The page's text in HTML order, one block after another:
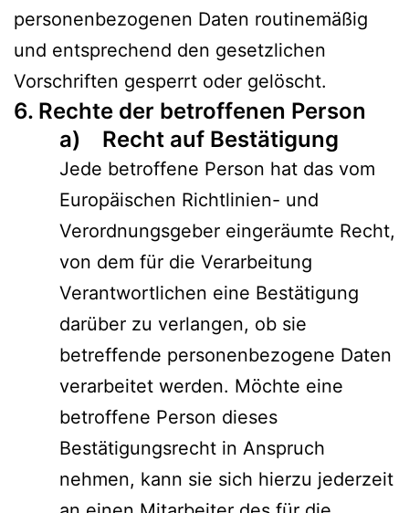
personenbezogenen Daten routinemäßig
und entsprechend den gesetzlichen
Vorschriften gesperrt oder gelöscht.
6. Rechte der betroffenen Person
a) Recht auf Bestätigung
Jede betroffene Person hat das vom
Europäischen Richtlinien- und
Verordnungsgeber eingeräumte Recht,
von dem für die Verarbeitung
Verantwortlichen eine Bestätigung
darüber zu verlangen, ob sie
betreffende personenbezogene Daten
verarbeitet werden. Möchte eine
betroffene Person dieses
Bestätigungsrecht in Anspruch
nehmen, kann sie sich hierzu jederzeit